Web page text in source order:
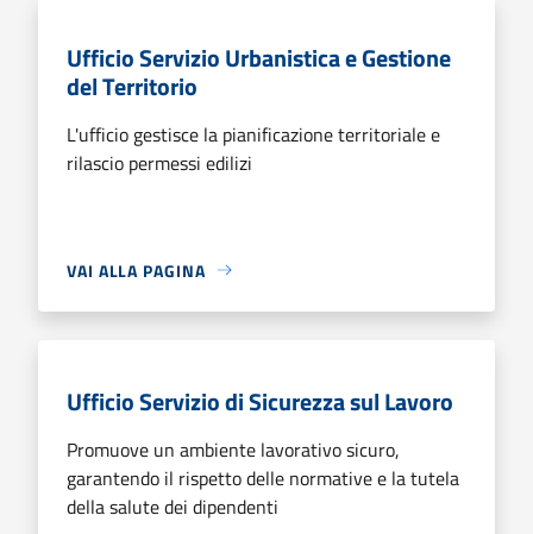
Ufficio Servizio Urbanistica e Gestione
del Territorio
L'ufficio gestisce la pianificazione territoriale e
rilascio permessi edilizi
VAI ALLA PAGINA
Ufficio Servizio di Sicurezza sul Lavoro
Promuove un ambiente lavorativo sicuro,
garantendo il rispetto delle normative e la tutela
della salute dei dipendenti